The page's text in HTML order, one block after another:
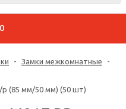
- Замки межкомнатные
-
(85 мм/50 мм) (50 шт)